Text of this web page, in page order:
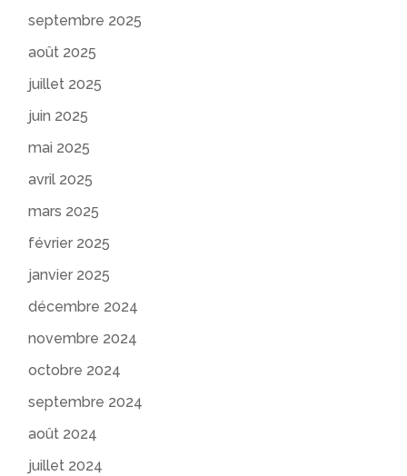
septembre 2025
août 2025
juillet 2025
juin 2025
mai 2025
avril 2025
mars 2025
février 2025
janvier 2025
décembre 2024
novembre 2024
octobre 2024
septembre 2024
août 2024
juillet 2024